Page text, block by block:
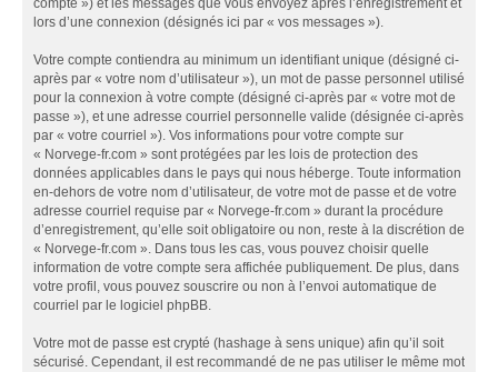
compte ») et les messages que vous envoyez après l’enregistrement et
lors d’une connexion (désignés ici par « vos messages »).
Votre compte contiendra au minimum un identifiant unique (désigné ci-
après par « votre nom d’utilisateur »), un mot de passe personnel utilisé
pour la connexion à votre compte (désigné ci-après par « votre mot de
passe »), et une adresse courriel personnelle valide (désignée ci-après
par « votre courriel »). Vos informations pour votre compte sur
« Norvege-fr.com » sont protégées par les lois de protection des
données applicables dans le pays qui nous héberge. Toute information
en-dehors de votre nom d’utilisateur, de votre mot de passe et de votre
adresse courriel requise par « Norvege-fr.com » durant la procédure
d’enregistrement, qu’elle soit obligatoire ou non, reste à la discrétion de
« Norvege-fr.com ». Dans tous les cas, vous pouvez choisir quelle
information de votre compte sera affichée publiquement. De plus, dans
votre profil, vous pouvez souscrire ou non à l’envoi automatique de
courriel par le logiciel phpBB.
Votre mot de passe est crypté (hashage à sens unique) afin qu’il soit
sécurisé. Cependant, il est recommandé de ne pas utiliser le même mot